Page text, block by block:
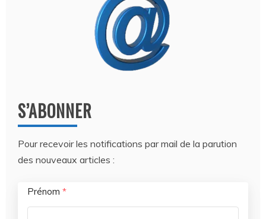
S’ABONNER
Pour recevoir les notifications par mail de la parution
des nouveaux articles :
Prénom *